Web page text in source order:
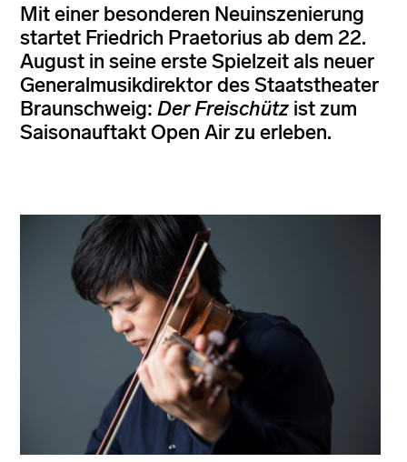
Mit einer besonderen Neuinszenierung
startet Friedrich Praetorius ab dem 22.
August in seine erste Spielzeit als neuer
Generalmusikdirektor des Staatstheater
Braunschweig: Der Freischütz ist zum
Saisonauftakt Open Air zu erleben.